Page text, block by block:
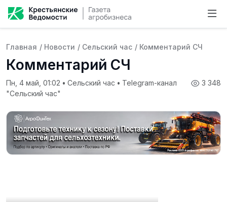
Главная / Новости / Сельский час / Комментарий СЧ
Комментарий СЧ
3 348
Пн, 4 май, 01:02 • Сельский час • Telegram-канал
"Сельский час"